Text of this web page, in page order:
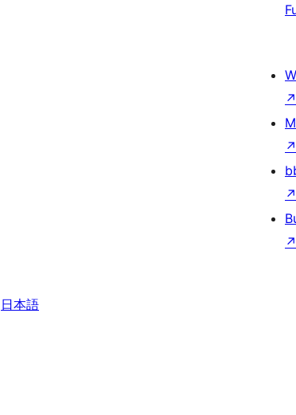
↗
↗
↗
↗
日本語